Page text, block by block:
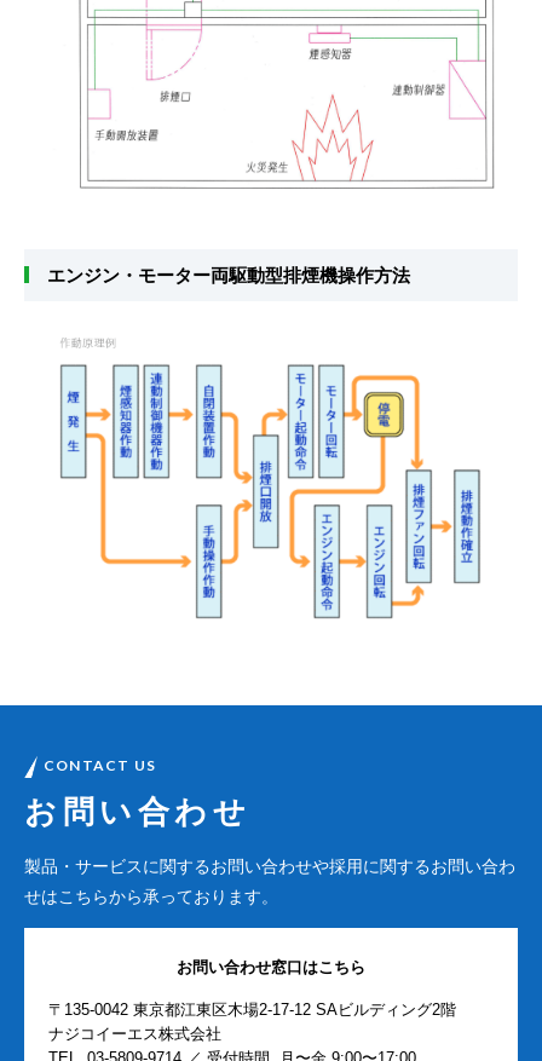
エンジン・モーター両駆動型排煙機操作方法
CONTACT US
お問い合わせ
製品・サービスに関するお問い合わせや採用に関するお問い合わ
せはこちらから承っております。
お問い合わせ窓口はこちら
〒135-0042 東京都江東区木場2-17-12 SAビルディング2階
ナジコイーエス株式会社